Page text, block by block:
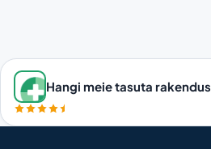
Hangi meie tasuta rakendus